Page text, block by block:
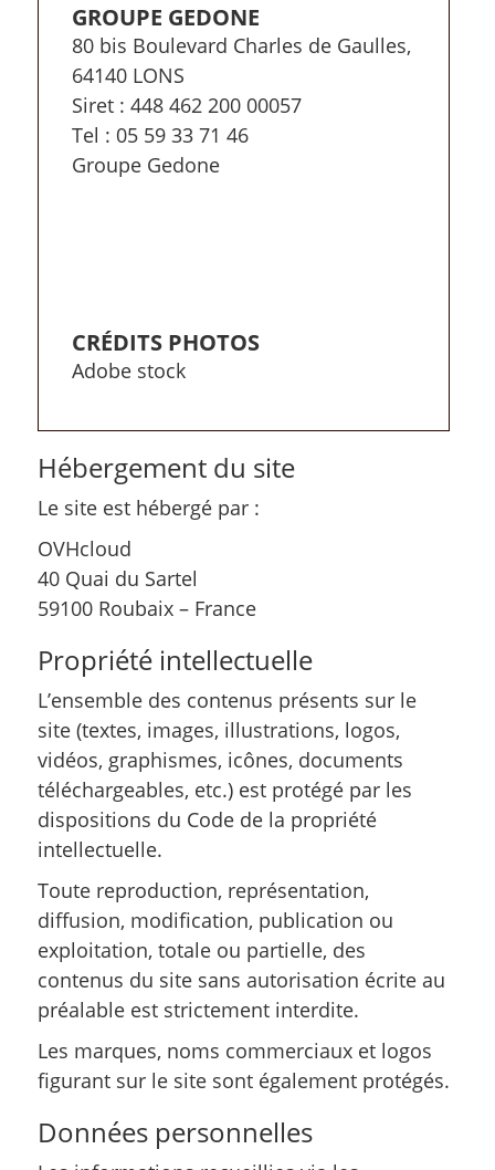
GROUPE GEDONE
80 bis Boulevard Charles de Gaulles,
64140 LONS
Siret : 448 462 200 00057
Tel : 05 59 33 71 46
Groupe Gedone
CRÉDITS PHOTOS
Adobe stock
Hébergement du site
Le site est hébergé par :
OVHcloud
40 Quai du Sartel
59100 Roubaix – France
Propriété intellectuelle
L’ensemble des contenus présents sur le
site (textes, images, illustrations, logos,
vidéos, graphismes, icônes, documents
téléchargeables, etc.) est protégé par les
dispositions du Code de la propriété
intellectuelle.
Toute reproduction, représentation,
diffusion, modification, publication ou
exploitation, totale ou partielle, des
contenus du site sans autorisation écrite au
préalable est strictement interdite.
Les marques, noms commerciaux et logos
figurant sur le site sont également protégés.
Données personnelles